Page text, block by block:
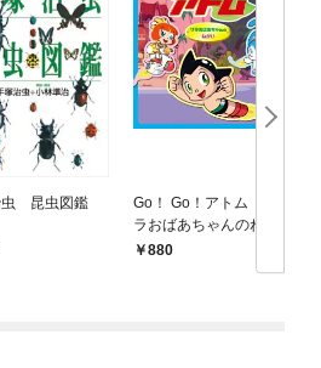
虫 昆虫図鑑
Go！ Go！アトム ザ
ラおばあちゃんのねが
い880